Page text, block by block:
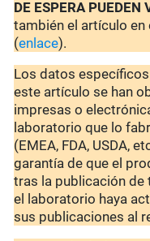
DE ESPERA PUEDEN
también el artículo
(enlace).
Los datos
este artículo se han
impresas o
laboratorio que lo
(EMEA, FDA, USDA,
garantía de que el
tras la publicación de
el laboratorio haya
sus publicaciones al